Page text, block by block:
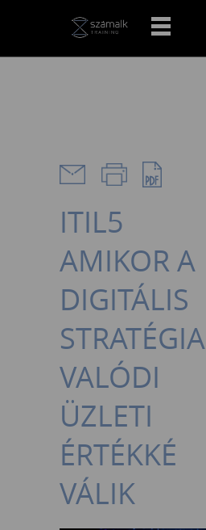
VISSZA
ITIL5
AMIKOR A
DIGITÁLIS
STRATÉGIA
VALÓDI
ÜZLETI
ÉRTÉKKÉ
VÁLIK